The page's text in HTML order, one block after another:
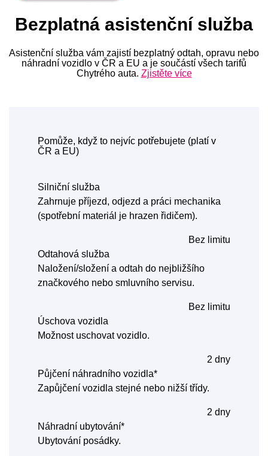
Bezplatná asistenční služba
Asistenční služba vám zajistí bezplatný odtah, opravu nebo
náhradní vozidlo v ČR a EU a je součástí všech tarifů
Chytrého auta. Zjistěte více
Pomůže, když to nejvíc potřebujete (platí v
ČR a EU)
Silniční služba
Zahrnuje příjezd, odjezd a práci mechanika
(spotřební materiál je hrazen řidičem).
Bez limitu
Odtahová služba
Naložení/složení a odtah do nejbližšího
značkového nebo smluvního servisu.
Bez limitu
Úschova vozidla
Možnost uschovat vozidlo.
2 dny
Půjčení náhradního vozidla*
Zapůjčení vozidla stejné nebo nižší třídy.
2 dny
Náhradní ubytování*
Ubytování posádky.